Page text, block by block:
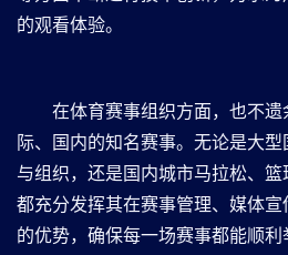
的观看体验。
在体育赛事组织方面，也不遗
际、国内的知名赛事。无论是大型
与组织，还是国内城市马拉松、篮
都充分发挥其在赛事管理、媒体
的优势，确保每一场赛事都能顺